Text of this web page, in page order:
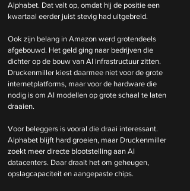
Alphabet. Dat valt op, omdat hij de positie een
kwartaal eerder juist stevig had uitgebreid.
Ook zijn belang in Amazon werd grotendeels
afgebouwd. Het geld ging naar bedrijven die
dichter op de bouw van AI infrastructuur zitten.
Druckenmiller kiest daarmee niet voor de grote
internetplatforms, maar voor de hardware die
nodig is om AI modellen op grote schaal te laten
draaien.
Voor beleggers is vooral die draai interessant.
Alphabet blijft hard groeien, maar Druckenmiller
zoekt meer directe blootstelling aan AI
datacenters. Daar draait het om geheugen,
opslagcapaciteit en aangepaste chips.